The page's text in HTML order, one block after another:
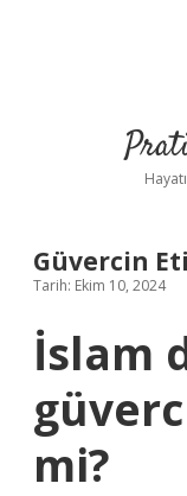
Güvercin
Tarih: Ekim 10, 2024
İslam
mi?